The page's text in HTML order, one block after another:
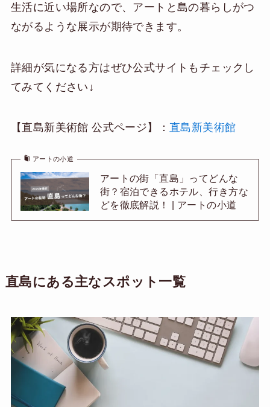
生活に近い場所なので、アートと島の暮らしがつ
ながるような展示が期待できます。
詳細が気になる方はぜひ公式サイトもチェックし
てみてください↓
【直島新美術館 公式ページ】： 直島新美術館
アートの小道
アートの街「直島」ってどんな
街？宿泊できるホテル、行き方な
どを徹底解説！ | アートの小道
直島にある主なスポット一覧